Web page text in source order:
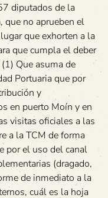
diputados de la
que no aprueben el
que exhorten a la
que cumpla el deber
Que asuma de
Portuaria que por
y
en puerto Moín y en
visitas oficiales a las
a la TCM de forma
por el uso del canal
(dragado,
de inmediato a la
cuál es la hoja